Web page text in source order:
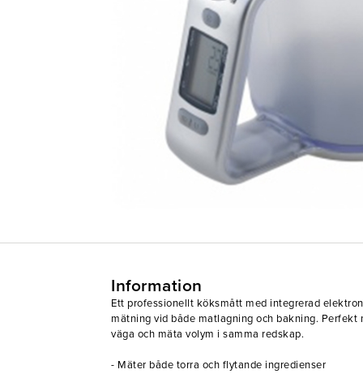
Information
Ett professionellt köksmått med integrerad
mätning vid både matlagning och bakning. Perfekt
väga och mäta volym i samma redskap.
- Mäter både torra och flytande ingredienser